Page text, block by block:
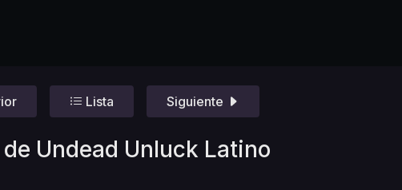
Lista Siguiente
Undead Unluck Latino